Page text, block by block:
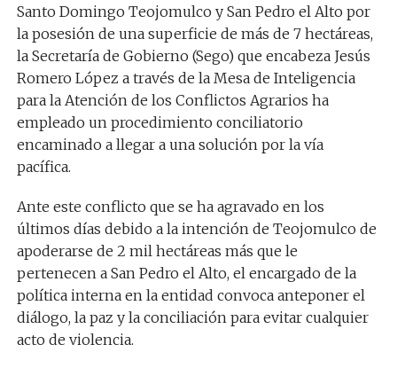
Santo Domingo Teojomulco y San Pedro el Alto por
la posesión de una superficie de más de 7 hectáreas,
la Secretaría de Gobierno (Sego) que encabeza Jesús
Romero López a través de la Mesa de Inteligencia
para la Atención de los Conflictos Agrarios ha
empleado un procedimiento conciliatorio
encaminado a llegar a una solución por la vía
pacífica.
Ante este conflicto que se ha agravado en los
últimos días debido a la intención de Teojomulco de
apoderarse de 2 mil hectáreas más que le
pertenecen a San Pedro el Alto, el encargado de la
política interna en la entidad convoca anteponer el
diálogo, la paz y la conciliación para evitar cualquier
acto de violencia.